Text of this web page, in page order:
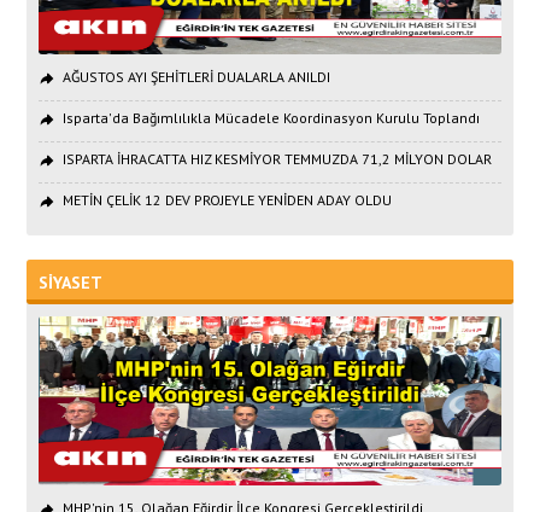
AĞUSTOS AYI ŞEHİTLERİ DUALARLA ANILDI
Isparta'da Bağımlılıkla Mücadele Koordinasyon Kurulu Toplandı
ISPARTA İHRACATTA HIZ KESMİYOR TEMMUZDA 71,2 MİLYON DOLAR
METİN ÇELİK 12 DEV PROJEYLE YENİDEN ADAY OLDU
SİYASET
MHP'nin 15. Olağan Eğirdir İlçe Kongresi Gerçekleştirildi